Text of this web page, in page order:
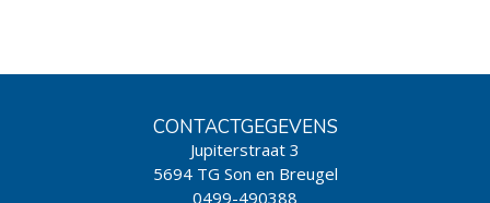
CONTACTGEGEVENS
Jupiterstraat 3
5694 TG Son en Breugel
0499-490388